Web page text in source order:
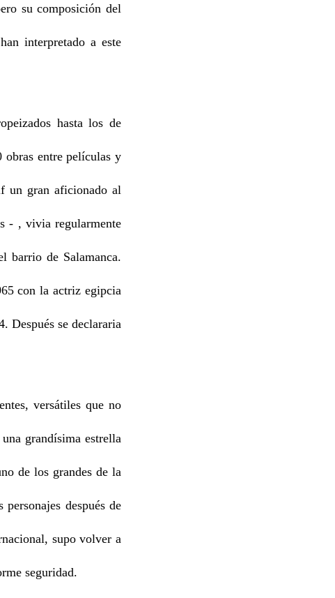
su composición del
interpretado a este
hasta los de
obras entre películas y
un gran aficionado al
- , vivia regularmente
barrio de Salamanca.
con la actriz egipcia
Después se declararia
versátiles que no
grandísima estrella
de los grandes de la
después de
supo volver a
seguridad.